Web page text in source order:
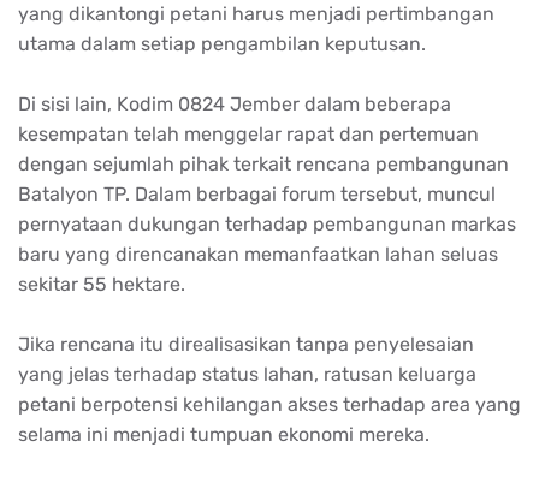
yang dikantongi petani harus menjadi pertimbangan
utama dalam setiap pengambilan keputusan.
Di sisi lain, Kodim 0824 Jember dalam beberapa
kesempatan telah menggelar rapat dan pertemuan
dengan sejumlah pihak terkait rencana pembangunan
Batalyon TP. Dalam berbagai forum tersebut, muncul
pernyataan dukungan terhadap pembangunan markas
baru yang direncanakan memanfaatkan lahan seluas
sekitar 55 hektare.
Jika rencana itu direalisasikan tanpa penyelesaian
yang jelas terhadap status lahan, ratusan keluarga
petani berpotensi kehilangan akses terhadap area yang
selama ini menjadi tumpuan ekonomi mereka.